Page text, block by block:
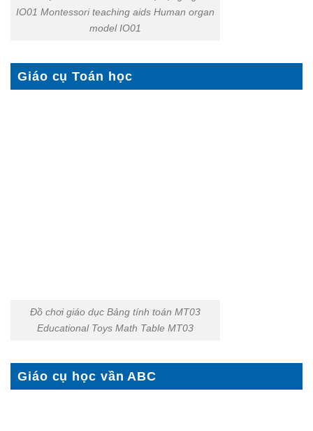
IO01 Montessori teaching aids Human organ
model IO01
Giáo cụ Toán học
Đồ chơi giáo dục Bảng tính toán MT03
Educational Toys Math Table MT03
Giáo cụ học vần ABC